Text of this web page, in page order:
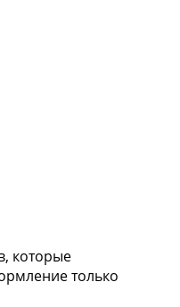
которые
только